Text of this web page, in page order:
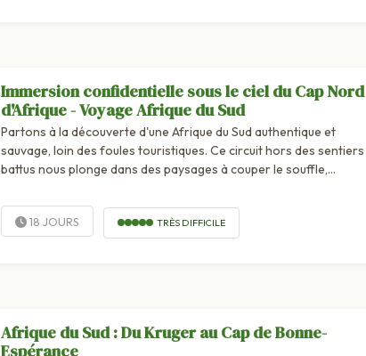
Immersion confidentielle sous le ciel du Cap Nord
d'Afrique - Voyage Afrique du Sud
Partons à la découverte d'une Afrique du Sud authentique et
sauvage, loin des foules touristiques. Ce circuit hors des sentiers
battus nous plonge dans des paysages à couper le souffle,
18 JOURS TRÈS DIFFICILE
Afrique du Sud : Du Kruger au Cap de Bonne-
Espérance